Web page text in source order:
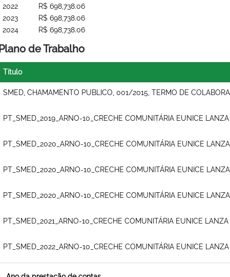
2022
2023
2024
R$ 698,738.06
R$ 698,738.06
R$ 698,738.06
Plano de Trabalho
Título
SMED, CHAMAMENTO PUBLICO, 001/2015, TERMO DE
PT_SMED_2019_ARNO-10_CRECHE COMUNITÁRIA EUNICE LANZA
PT_SMED_2020_ARNO-10_CRECHE COMUNITÁRIA EUNICE LANZA
PT_SMED_2020_ARNO-10_CRECHE COMUNITÁRIA EUNICE LANZA
PT_SMED_2020_ARNO-10_CRECHE COMUNITÁRIA EUNICE LANZA
PT_SMED_2021_ARNO-10_CRECHE COMUNITÁRIA EUNICE LANZA
PT_SMED_2022_ARNO-10_CRECHE COMUNITÁRIA EUNICE LANZA